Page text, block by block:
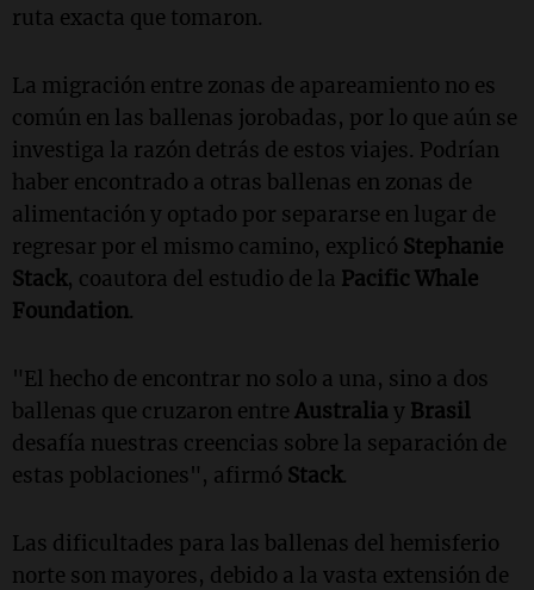
ruta exacta que tomaron.
La migración entre zonas de apareamiento no es
común en las ballenas jorobadas, por lo que aún se
investiga la razón detrás de estos viajes. Podrían
haber encontrado a otras ballenas en zonas de
alimentación y optado por separarse en lugar de
regresar por el mismo camino, explicó Stephanie
Stack, coautora del estudio de la Pacific Whale
Foundation.
"El hecho de encontrar no solo a una, sino a dos
ballenas que cruzaron entre Australia y Brasil
desafía nuestras creencias sobre la separación de
estas poblaciones", afirmó Stack.
Las dificultades para las ballenas del hemisferio
norte son mayores, debido a la vasta extensión de